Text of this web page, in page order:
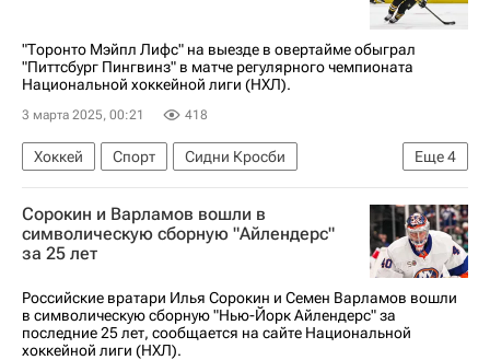
"Торонто Мэйпл Лифс" на выезде в овертайме обыграл
"Питтсбург Пингвинз" в матче регулярного чемпионата
Национальной хоккейной лиги (НХЛ).
3 марта 2025, 00:21 418
Еще4
Хоккей Спорт
Сидни Кросби
Торонто Мэйпл Лифс
Макс Доми
Питтсбург Пингвинз
Национальная хоккейная лига (НХЛ)
Сорокин и Варламов вошли в
символическую сборную "Айлендерс"
за 25 лет
Российские вратари Илья Сорокин и Семен Варламов вошли
в символическую сборную "Нью-Йорк Айлендерс" за
последние 25 лет, сообщается на сайте Национальной
хоккейной лиги (НХЛ).